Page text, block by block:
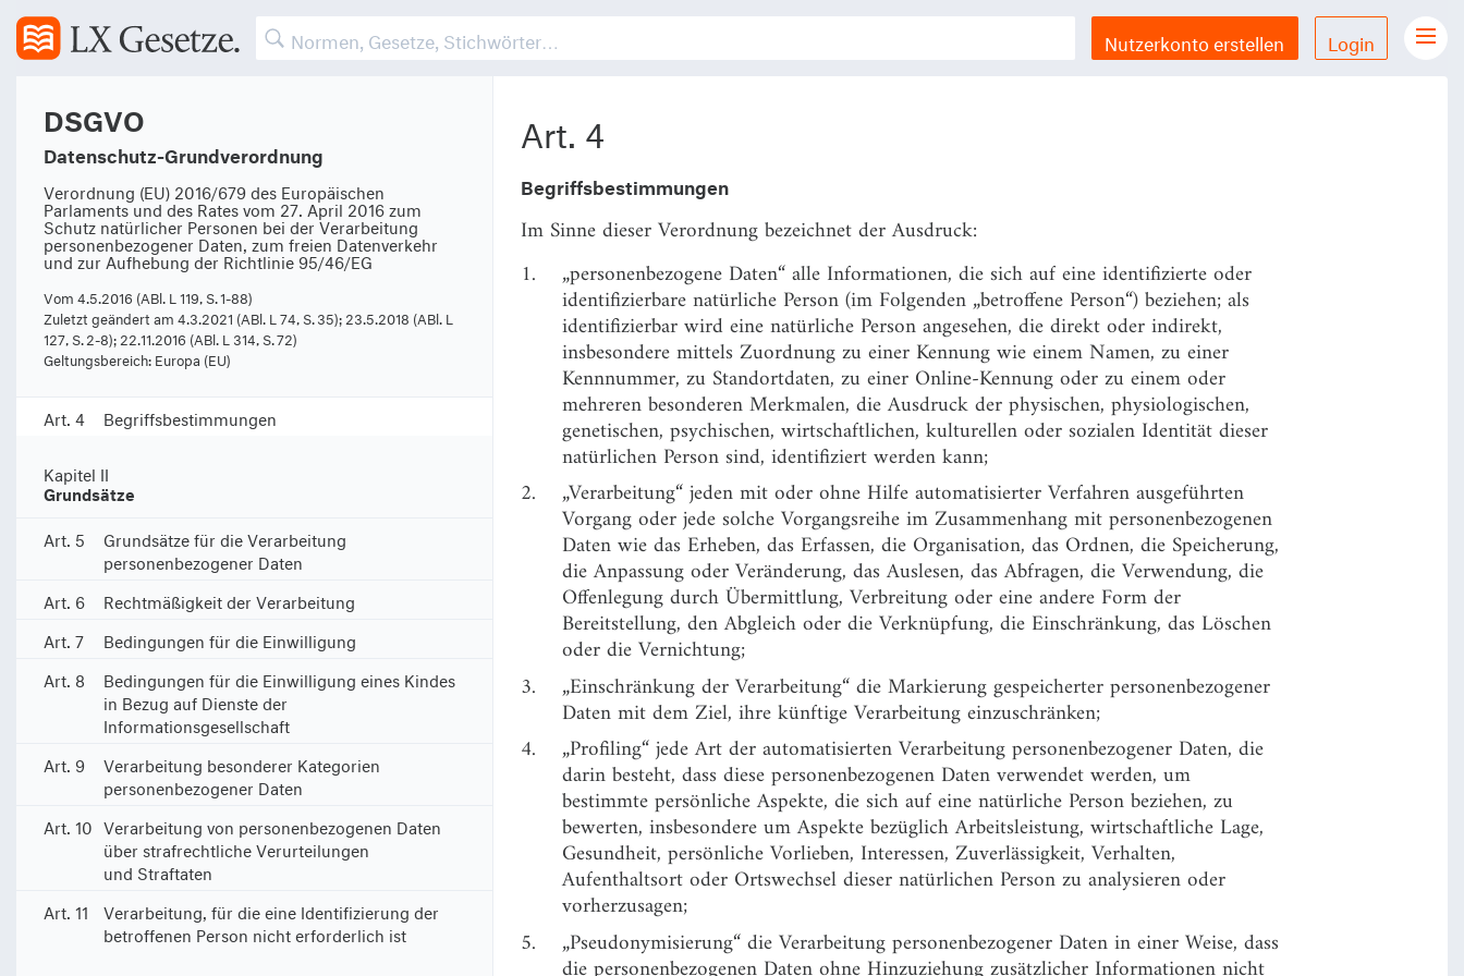
Nutzerkonto erstellen Login
Gesetze Übersicht
Datenschutzerklärung
Allgemeine Geschäftsbedingungen
Impressum
DSGVO
Datenschutz-Grundverordnung
Verordnung (EU) 2016/679 des Europäischen
Parlaments und des Rates vom 27. April 2016 zum
Schutz natürlicher Personen bei der Verarbeitung
personenbezogener Daten, zum freien Datenverkehr
und zur Aufhebung der Richtlinie 95/46/EG
Vom 4.5.2016 (ABl. L 119, S. 1-88)
Zuletzt geändert am 4.3.2021 (ABl. L 74, S. 35); 23.5.2018 (ABl. L
127, S. 2-8); 22.11.2016 (ABl. L 314, S. 72)
Geltungsbereich: Europa (EU)
(169)
(170)
(172)
Kapitel I
Allgemeine Bestimmungen
Art. 1
Gegenstand und Ziele
Art. 2
Sachlicher Anwendungsbereich
Räumlicher Anwendungsbereich
Art. 4
Begriffsbestimmungen
Kapitel II
Grundsätze
Art. 5
Grundsätze für die Verarbeitung
personenbezogener Daten
Art. 6
Rechtmäßigkeit der Verarbeitung
Art. 7
Bedingungen für die Einwilligung
Art. 8
Bedingungen für die Einwilligung eines Kindes
in Bezug auf Dienste der
Informationsgesellschaft
Art. 9
Verarbeitung besonderer Kategorien
personenbezogener Daten
Art. 10 Verarbeitung von personenbezogenen Daten
über strafrechtliche Verurteilungen
und Straftaten
Art. 11
Verarbeitung, für die eine Identifizierung der
betroffenen Person nicht erforderlich ist
aufgrund Völkerrechts dem Recht eines Mitgliedstaats unterliegt.
Art. 4
Begriffsbestimmungen
Im Sinne dieser Verordnung bezeichnet der Ausdruck:
1.
„personenbezogene Daten“ alle Informationen, die sich auf eine identifizierte oder
identifizierbare natürliche Person (im Folgenden „betroffene Person“) beziehen; als
identifizierbar wird eine natürliche Person angesehen, die direkt oder indirekt,
insbesondere mittels Zuordnung zu einer Kennung wie einem Namen, zu einer
Kennnummer, zu Standortdaten, zu einer Online-Kennung oder zu einem oder
mehreren besonderen Merkmalen, die Ausdruck der physischen, physiologischen,
genetischen, psychischen, wirtschaftlichen, kulturellen oder sozialen Identität dieser
natürlichen Person sind, identifiziert werden kann;
2.
„Verarbeitung“ jeden mit oder ohne Hilfe automatisierter Verfahren ausgeführten
Vorgang oder jede solche Vorgangsreihe im Zusammenhang mit personenbezogenen
Daten wie das Erheben, das Erfassen, die Organisation, das Ordnen, die Speicherung,
die Anpassung oder Veränderung, das Auslesen, das Abfragen, die Verwendung, die
Offenlegung durch Übermittlung, Verbreitung oder eine andere Form der
Bereitstellung, den Abgleich oder die Verknüpfung, die Einschränkung, das Löschen
oder die Vernichtung;
3.
„Einschränkung der Verarbeitung“ die Markierung gespeicherter personenbezogener
Daten mit dem Ziel, ihre künftige Verarbeitung einzuschränken;
4.
„Profiling“ jede Art der automatisierten Verarbeitung personenbezogener Daten, die
darin besteht, dass diese personenbezogenen Daten verwendet werden, um
bestimmte persönliche Aspekte, die sich auf eine natürliche Person beziehen, zu
bewerten, insbesondere um Aspekte bezüglich Arbeitsleistung, wirtschaftliche Lage,
Gesundheit, persönliche Vorlieben, Interessen, Zuverlässigkeit, Verhalten,
Aufenthaltsort oder Ortswechsel dieser natürlichen Person zu analysieren oder
vorherzusagen;
5.
„Pseudonymisierung“ die Verarbeitung personenbezogener Daten in einer Weise, dass